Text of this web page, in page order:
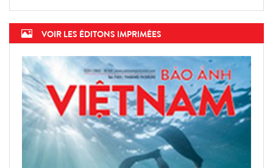
VOIR LES ÉDITONS IMPRIMÉES